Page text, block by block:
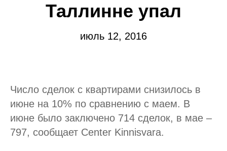
Таллинне упал
июль 12, 2016
Число сделок с квартирами снизилось в
июне на 10% по сравнению с маем. В
июне было заключено 714 сделок, в мае –
797, сообщает Center Kinnisvara.